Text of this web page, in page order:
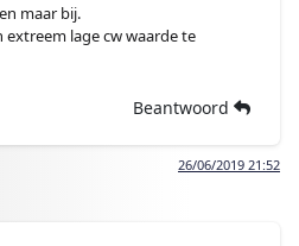
maar bij.
lage cw waarde te
Beantwoord
26/06/2019 21:52